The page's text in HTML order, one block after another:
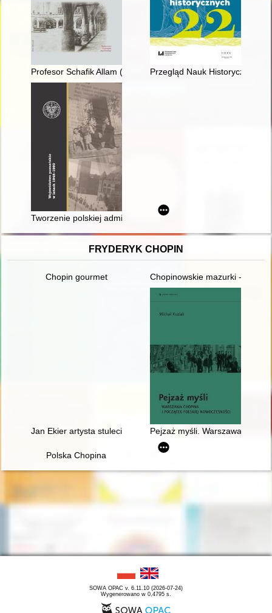
Profesor Schafik Allam (1928-2021) : in memoriam
Przegląd Nauk Historycznych.
Tworzenie polskiej administracji na ziemi lubuskiej od
FRYDERYK CHOPIN
Chopin gourmet Chopinowskie mazurki - czyli
Jan Ekier artysta stulecia - w darze Chopinowi. Księga
Pejzaż myśli. Warszawa
Polska Chopina
SOWA OPAC v. 6.11.10 (2026-07-24)
Wygenerowano w 0,4795 s.